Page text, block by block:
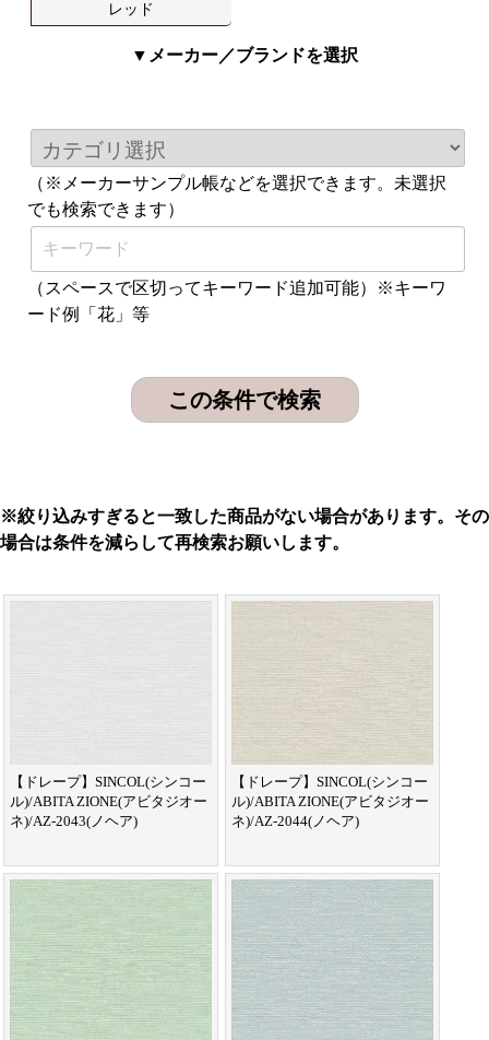
レッド
▼メーカー／ブランドを選択
（※メーカーサンプル帳などを選択できます。未選択
でも検索できます）
（スペースで区切ってキーワード追加可能）※キーワ
ード例「花」等
※絞り込みすぎると一致した商品がない場合があります。その
場合は条件を減らして再検索お願いします。
【ドレープ】SINCOL(シンコー
ル)/ABITA ZIONE(アビタジオー
ネ)/AZ-2043(ノヘア)
【ドレープ】SINCOL(シンコー
ル)/ABITA ZIONE(アビタジオー
ネ)/AZ-2044(ノヘア)